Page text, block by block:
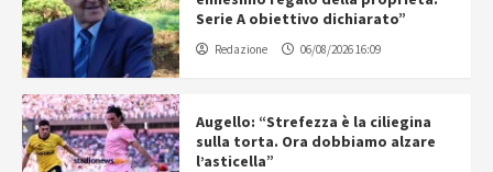
Serie A obiettivo dichiarato”
Redazione 06/08/2026 16:09
Augello: “Strefezza è la ciliegina
sulla torta. Ora dobbiamo alzare
l’asticella”